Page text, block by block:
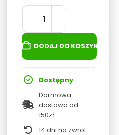
DODAJ DO KOSZYKA
Dostępny
Darmowa
dostawa od
150zł
14 dni na zwrot